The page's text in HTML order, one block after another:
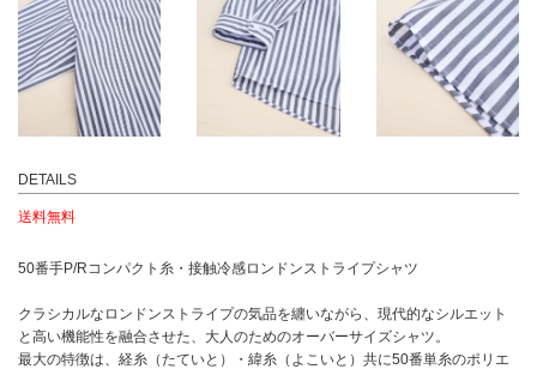
DETAILS
送料無料
50番手P/Rコンパクト糸・接触冷感ロンドンストライプシャツ
クラシカルなロンドンストライプの気品を纏いながら、現代的なシルエット
と高い機能性を融合させた、大人のためのオーバーサイズシャツ。
最大の特徴は、経糸（たていと）・緯糸（よこいと）共に50番単糸のポリエ